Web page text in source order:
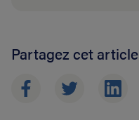
Partagez cet article